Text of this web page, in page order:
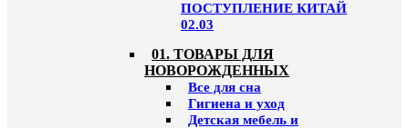
ПОСТУПЛЕНИЕ КИТАЙ
02.03
01. ТОВАРЫ ДЛЯ
НОВОРОЖДЕННЫХ
Все для сна
Гигиена и уход
Детская мебель и